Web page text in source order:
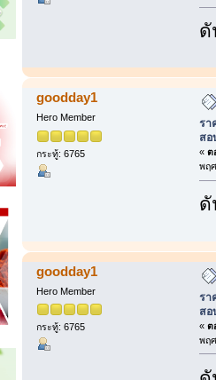
ดั
goodday1
Hero Member
กระทู้: 6765
รา
สอ
« ต
พฤ
ดั
goodday1
Hero Member
กระทู้: 6765
รา
สอ
« ต
พฤ